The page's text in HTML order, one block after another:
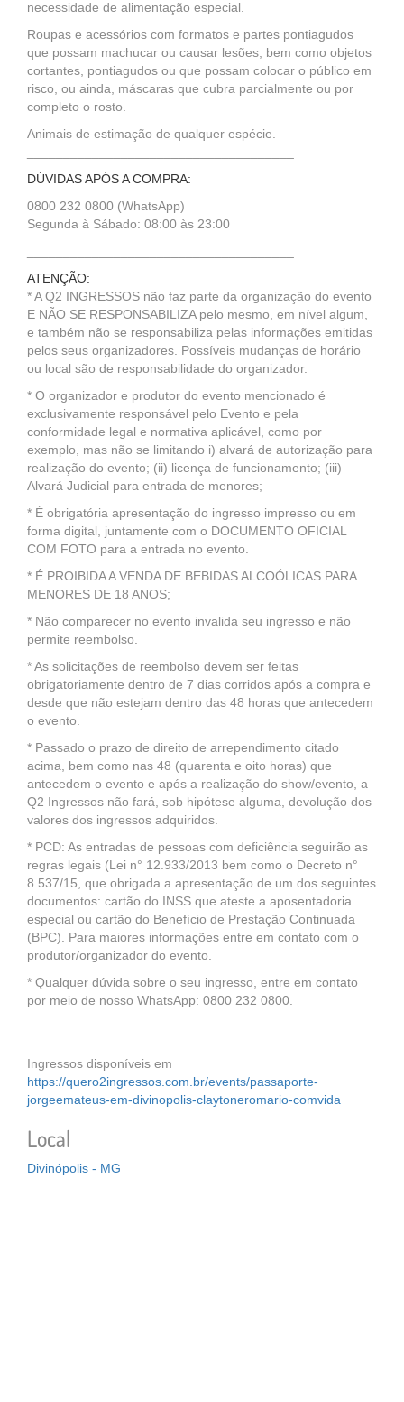
necessidade de alimentação especial.
Roupas e acessórios com formatos e partes pontiagudos
que possam machucar ou causar lesões, bem como objetos
cortantes, pontiagudos ou que possam colocar o público em
risco, ou ainda, máscaras que cubra parcialmente ou por
completo o rosto.
Animais de estimação de qualquer espécie.
DÚVIDAS APÓS A COMPRA:
0800 232 0800 (WhatsApp)
Segunda à Sábado: 08:00 às 23:00
ATENÇÃO:
* A Q2 INGRESSOS não faz parte da organização do evento
E NÃO SE RESPONSABILIZA pelo mesmo, em nível algum,
e também não se responsabiliza pelas informações emitidas
pelos seus organizadores. Possíveis mudanças de horário
ou local são de responsabilidade do organizador.
* O organizador e produtor do evento mencionado é
exclusivamente responsável pelo Evento e pela
conformidade legal e normativa aplicável, como por
exemplo, mas não se limitando i) alvará de autorização para
realização do evento; (ii) licença de funcionamento; (iii)
Alvará Judicial para entrada de menores;
* É obrigatória apresentação do ingresso impresso ou em
forma digital, juntamente com o DOCUMENTO OFICIAL
COM FOTO para a entrada no evento.
* É PROIBIDA A VENDA DE BEBIDAS ALCOÓLICAS PARA
MENORES DE 18 ANOS;
* Não comparecer no evento invalida seu ingresso e não
permite reembolso.
* As solicitações de reembolso devem ser feitas
obrigatoriamente dentro de 7 dias corridos após a compra e
desde que não estejam dentro das 48 horas que antecedem
o evento.
* Passado o prazo de direito de arrependimento citado
acima, bem como nas 48 (quarenta e oito horas) que
antecedem o evento e após a realização do show/evento, a
Q2 Ingressos não fará, sob hipótese alguma, devolução dos
valores dos ingressos adquiridos.
* PCD: As entradas de pessoas com deficiência seguirão as
regras legais (Lei n° 12.933/2013 bem como o Decreto n°
8.537/15, que obrigada a apresentação de um dos seguintes
documentos: cartão do INSS que ateste a aposentadoria
especial ou cartão do Benefício de Prestação Continuada
(BPC). Para maiores informações entre em contato com o
produtor/organizador do evento.
* Qualquer dúvida sobre o seu ingresso, entre em contato
por meio de nosso WhatsApp: 0800 232 0800.
Ingressos disponíveis em
https://quero2ingressos.com.br/events/passaporte-
jorgeemateus-em-divinopolis-claytoneromario-comvida
Local
Divinópolis - MG